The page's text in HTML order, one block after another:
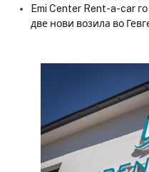
Emi Center Rent-a-car
две нови возила во